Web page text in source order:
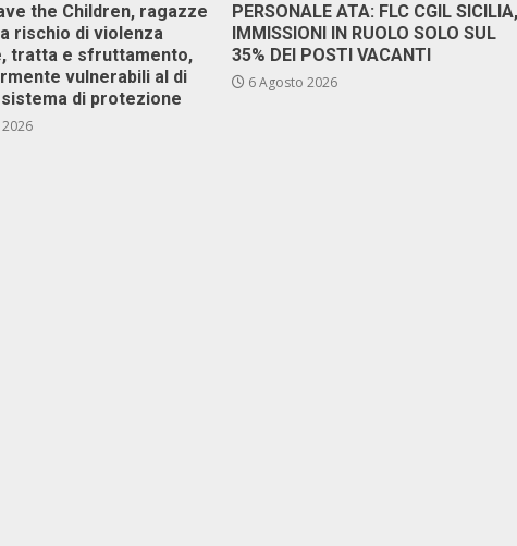
the Children, ragazze
rischio di violenza
tratta e sfruttamento,
vulnerabili al di
di protezione
PERSONALE ATA: FLC CGIL SICILIA,
IMMISSIONI IN RUOLO SOLO SUL
35% DEI POSTI VACANTI
6 Agosto 2026